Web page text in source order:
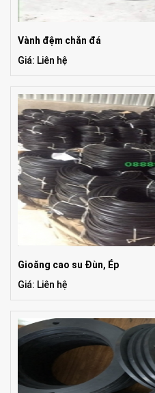
Vành đệm chắn đá
Giá: Liên hệ
Gioăng cao su Đùn, Ép
Giá: Liên hệ